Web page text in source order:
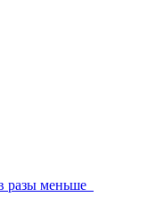
разы меньше